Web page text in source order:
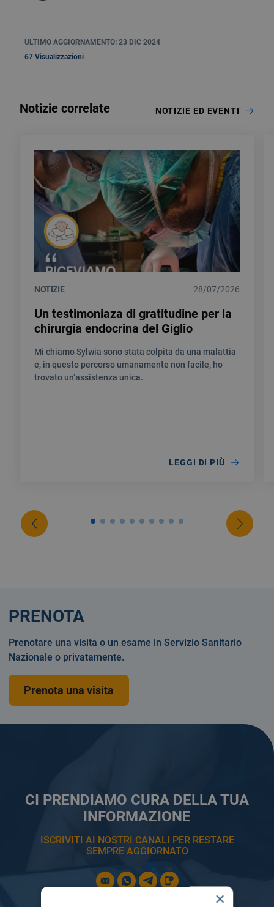
ULTIMO AGGIORNAMENTO: 23 DIC 2024
67 Visualizzazioni
Notizie correlate NOTIZIE ED EVENTI
NOTIZIE 28/07/2026
Un testimoniaza di gratitudine per la
chirurgia endocrina del Giglio
Mi chiamo Sylwia sono stata colpita da una malattia
e, in questo percorso umanamente non facile, ho
trovato un’assistenza unica.
LEGGI DI PIÙ
CI PRENDIAMO CURA DELLA TUA
INFORMAZIONE
ISCRIVITI AI NOSTRI CANALI PER RESTARE
SEMPRE AGGIORNATO
PRENOTA
Prenotare una visita o un esame in Servizio Sanitario
Nazionale o privatamente.
Prenota una visita
×